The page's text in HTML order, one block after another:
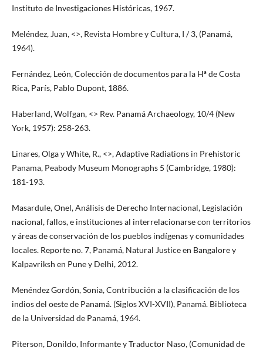
Instituto de Investigaciones Históricas, 1967.
Meléndez, Juan, <>, Revista Hombre y Cultura, I / 3, (Panamá,
1964).
Fernández, León, Colección de documentos para la Hª de Costa
Rica, París, Pablo Dupont, 1886.
Haberland, Wolfgan, <> Rev. Panamá Archaeology, 10/4 (New
York, 1957): 258-263.
Linares, Olga y White, R., <>, Adaptive Radiations in Prehistoric
Panama, Peabody Museum Monographs 5 (Cambridge, 1980):
181-193.
Masardule, Onel, Análisis de Derecho Internacional, Legislación
nacional, fallos, e instituciones al interrelacionarse con territorios
y áreas de conservación de los pueblos indígenas y comunidades
locales. Reporte no. 7, Panamá, Natural Justice en Bangalore y
Kalpavriksh en Pune y Delhi, 2012.
Menéndez Gordón, Sonia, Contribución a la clasificación de los
indios del oeste de Panamá. (Siglos XVI-XVII), Panamá. Biblioteca
de la Universidad de Panamá, 1964.
Piterson, Donildo, Informante y Traductor Naso, (Comunidad de